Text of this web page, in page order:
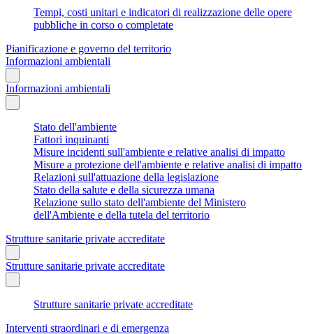
Tempi, costi unitari e indicatori di realizzazione delle opere
pubbliche in corso o completate
Pianificazione e governo del territorio
Informazioni ambientali
Informazioni ambientali
Stato dell'ambiente
Fattori inquinanti
Misure incidenti sull'ambiente e relative analisi di impatto
Misure a protezione dell'ambiente e relative analisi di impatto
Relazioni sull'attuazione della legislazione
Stato della salute e della sicurezza umana
Relazione sullo stato dell'ambiente del Ministero
dell'Ambiente e della tutela del territorio
Strutture sanitarie private accreditate
Strutture sanitarie private accreditate
Strutture sanitarie private accreditate
Interventi straordinari e di emergenza